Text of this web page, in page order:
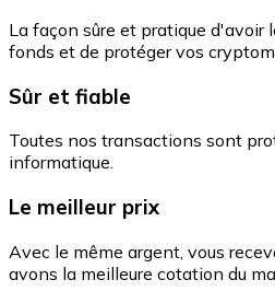
La façon sûre et pratique d'avoir
fonds et de protéger vos
Sûr et fiable
Toutes nos transactions sont
informatique.
Le meilleur prix
Avec le même argent, vous
avons la meilleure cotation du